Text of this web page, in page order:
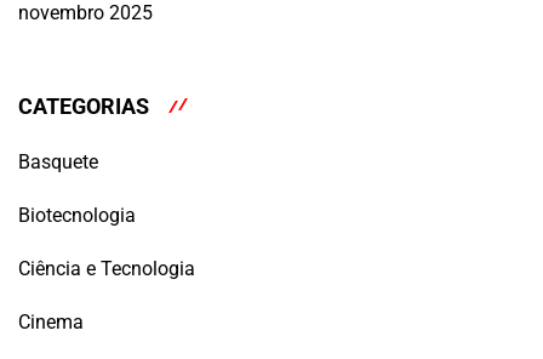
novembro 2025
CATEGORIAS
Basquete
Biotecnologia
Ciência e Tecnologia
Cinema